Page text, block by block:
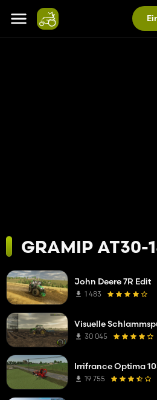
GRAMIP AT30-
John Deere 7R Edit
1 483
Visuelle
30 045
Irrifrance Optima
19 755